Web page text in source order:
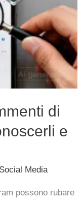
di
e
Social Media
possono rubare